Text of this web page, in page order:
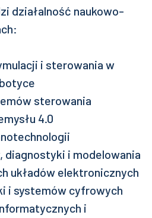
działalność naukowo-
i sterowania w
sterowania
4.0
diagnostyki i modelowania
układów elektronicznych
i systemów cyfrowych
i